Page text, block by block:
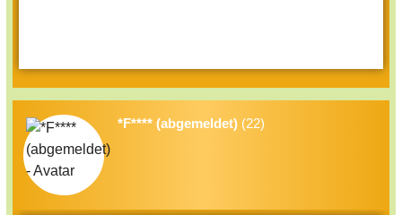
*F**** (abgemeldet) (22)